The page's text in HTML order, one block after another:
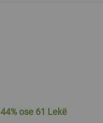
44% ose 61 Lekë